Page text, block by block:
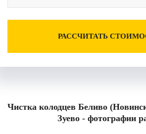
РАССЧИТАТЬ
Чистка колодцев Беливо
Зуево - фотографии